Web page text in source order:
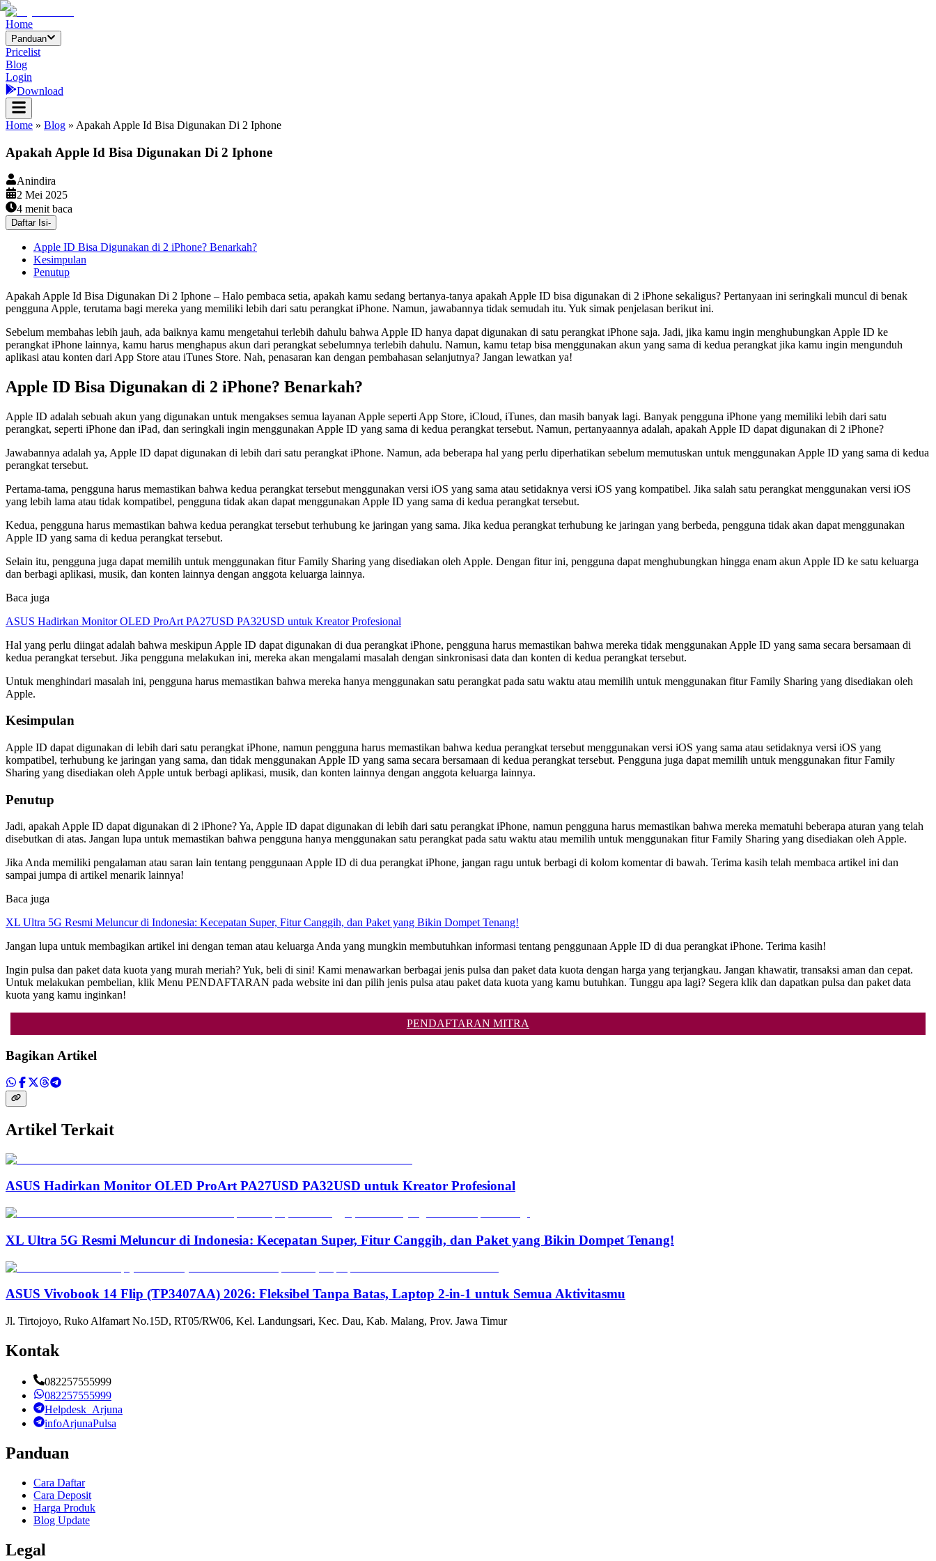
Home
Panduan
Pricelist
Blog
Login
Download
Home » Blog » Apakah Apple Id Bisa Digunakan Di 2 Iphone
Apakah Apple Id Bisa Digunakan Di 2 Iphone
Anindira
2 Mei 2025
4 menit baca
Daftar Isi-
Apple ID Bisa Digunakan di 2 iPhone? Benarkah?
Kesimpulan
Penutup
Apakah Apple Id Bisa Digunakan Di 2 Iphone – Halo pembaca setia, apakah kamu sedang bertanya-tanya apakah Apple ID bisa digunakan di 2 iPhone sekaligus? Pertanyaan ini seringkali muncul di benak
pengguna Apple, terutama bagi mereka yang memiliki lebih dari satu perangkat iPhone. Namun, jawabannya tidak semudah itu. Yuk simak penjelasan berikut ini.
Sebelum membahas lebih jauh, ada baiknya kamu mengetahui terlebih dahulu bahwa Apple ID hanya dapat digunakan di satu perangkat iPhone saja. Jadi, jika kamu ingin menghubungkan Apple ID ke
perangkat iPhone lainnya, kamu harus menghapus akun dari perangkat sebelumnya terlebih dahulu. Namun, kamu tetap bisa menggunakan akun yang sama di kedua perangkat jika kamu ingin mengunduh
aplikasi atau konten dari App Store atau iTunes Store. Nah, penasaran kan dengan pembahasan selanjutnya? Jangan lewatkan ya!
Apple ID Bisa Digunakan di 2 iPhone? Benarkah?
Apple ID adalah sebuah akun yang digunakan untuk mengakses semua layanan Apple seperti App Store, iCloud, iTunes, dan masih banyak lagi. Banyak pengguna iPhone yang memiliki lebih dari satu
perangkat, seperti iPhone dan iPad, dan seringkali ingin menggunakan Apple ID yang sama di kedua perangkat tersebut. Namun, pertanyaannya adalah, apakah Apple ID dapat digunakan di 2 iPhone?
Jawabannya adalah ya, Apple ID dapat digunakan di lebih dari satu perangkat iPhone. Namun, ada beberapa hal yang perlu diperhatikan sebelum memutuskan untuk menggunakan Apple ID yang sama di kedua
perangkat tersebut.
Pertama-tama, pengguna harus memastikan bahwa kedua perangkat tersebut menggunakan versi iOS yang sama atau setidaknya versi iOS yang kompatibel. Jika salah satu perangkat menggunakan versi iOS
yang lebih lama atau tidak kompatibel, pengguna tidak akan dapat menggunakan Apple ID yang sama di kedua perangkat tersebut.
Kedua, pengguna harus memastikan bahwa kedua perangkat tersebut terhubung ke jaringan yang sama. Jika kedua perangkat terhubung ke jaringan yang berbeda, pengguna tidak akan dapat menggunakan
Apple ID yang sama di kedua perangkat tersebut.
Selain itu, pengguna juga dapat memilih untuk menggunakan fitur Family Sharing yang disediakan oleh Apple. Dengan fitur ini, pengguna dapat menghubungkan hingga enam akun Apple ID ke satu keluarga
dan berbagi aplikasi, musik, dan konten lainnya dengan anggota keluarga lainnya.
Baca juga
ASUS Hadirkan Monitor OLED ProArt PA27USD PA32USD untuk Kreator Profesional
Hal yang perlu diingat adalah bahwa meskipun Apple ID dapat digunakan di dua perangkat iPhone, pengguna harus memastikan bahwa mereka tidak menggunakan Apple ID yang sama secara bersamaan di
kedua perangkat tersebut. Jika pengguna melakukan ini, mereka akan mengalami masalah dengan sinkronisasi data dan konten di kedua perangkat tersebut.
Untuk menghindari masalah ini, pengguna harus memastikan bahwa mereka hanya menggunakan satu perangkat pada satu waktu atau memilih untuk menggunakan fitur Family Sharing yang disediakan oleh
Apple.
Kesimpulan
Apple ID dapat digunakan di lebih dari satu perangkat iPhone, namun pengguna harus memastikan bahwa kedua perangkat tersebut menggunakan versi iOS yang sama atau setidaknya versi iOS yang
kompatibel, terhubung ke jaringan yang sama, dan tidak menggunakan Apple ID yang sama secara bersamaan di kedua perangkat tersebut. Pengguna juga dapat memilih untuk menggunakan fitur Family
Sharing yang disediakan oleh Apple untuk berbagi aplikasi, musik, dan konten lainnya dengan anggota keluarga lainnya.
Penutup
Jadi, apakah Apple ID dapat digunakan di 2 iPhone? Ya, Apple ID dapat digunakan di lebih dari satu perangkat iPhone, namun pengguna harus memastikan bahwa mereka mematuhi beberapa aturan yang telah
disebutkan di atas. Jangan lupa untuk memastikan bahwa pengguna hanya menggunakan satu perangkat pada satu waktu atau memilih untuk menggunakan fitur Family Sharing yang disediakan oleh Apple.
Jika Anda memiliki pengalaman atau saran lain tentang penggunaan Apple ID di dua perangkat iPhone, jangan ragu untuk berbagi di kolom komentar di bawah. Terima kasih telah membaca artikel ini dan
sampai jumpa di artikel menarik lainnya!
Baca juga
XL Ultra 5G Resmi Meluncur di Indonesia: Kecepatan Super, Fitur Canggih, dan Paket yang Bikin Dompet Tenang!
Jangan lupa untuk membagikan artikel ini dengan teman atau keluarga Anda yang mungkin membutuhkan informasi tentang penggunaan Apple ID di dua perangkat iPhone. Terima kasih!
Ingin pulsa dan paket data kuota yang murah meriah? Yuk, beli di sini! Kami menawarkan berbagai jenis pulsa dan paket data kuota dengan harga yang terjangkau. Jangan khawatir, transaksi aman dan cepat.
Untuk melakukan pembelian, klik Menu PENDAFTARAN pada website ini dan pilih jenis pulsa atau paket data kuota yang kamu butuhkan. Tunggu apa lagi? Segera klik dan dapatkan pulsa dan paket data
kuota yang kamu inginkan!
PENDAFTARAN MITRA
Bagikan Artikel
Artikel Terkait
ASUS Hadirkan Monitor OLED ProArt PA27USD PA32USD untuk Kreator Profesional
XL Ultra 5G Resmi Meluncur di Indonesia: Kecepatan Super, Fitur Canggih, dan Paket yang Bikin Dompet Tenang!
ASUS Vivobook 14 Flip (TP3407AA) 2026: Fleksibel Tanpa Batas, Laptop 2-in-1 untuk Semua Aktivitasmu
Jl. Tirtojoyo, Ruko Alfamart No.15D, RT05/RW06, Kel. Landungsari, Kec. Dau, Kab. Malang, Prov. Jawa Timur
Kontak
082257555999
082257555999
Helpdesk_Arjuna
infoArjunaPulsa
Panduan
Cara Daftar
Cara Deposit
Harga Produk
Blog Update
Legal